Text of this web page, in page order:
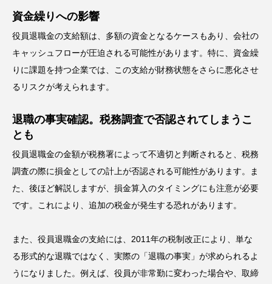
資金繰りへの影響
役員退職金の支給額は、多額の資金となるケースもあり、会社の
キャッシュフローが圧迫される可能性があります。特に、資金繰
りに課題を持つ企業では、この支給が財務状態をさらに悪化させ
るリスクが考えられます。
退職の事実確認。税務調査で否認されてしまうこ
とも
役員退職金の金額が税務署によって不適切と判断されると、税務
調査の際に損金としての計上が否認される可能性があります。ま
た、後ほど解説しますが、損金算入のタイミングにも注意が必要
です。これにより、追加の税金が発生する恐れがあります。
また、役員退職金の支給には、2011年の税制改正により、単な
る形式的な退職ではなく、実際の「退職の事実」が求められるよ
うになりました。例えば、役員が非常勤に変わった場合や、取締